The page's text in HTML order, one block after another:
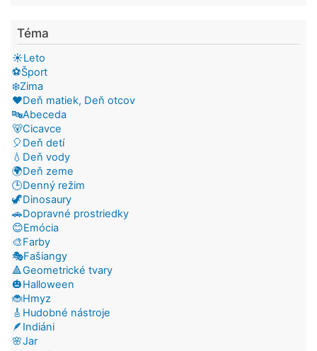
Téma
☀️Leto
⚽Šport
❄️Zima
❤️Deň matiek, Deň otcov
🔤Abeceda
🐻Cicavce
🎈Deň detí
💧Deň vody
🌍Deň zeme
🕒Denný režim
🦖Dinosaury
🚗Dopravné prostriedky
😊Emócia
🎨Farby
🎭Fašiangy
🔺Geometrické tvary
🎃Halloween
🐞Hmyz
🎸Hudobné nástroje
🪶Indiáni
🌸Jar